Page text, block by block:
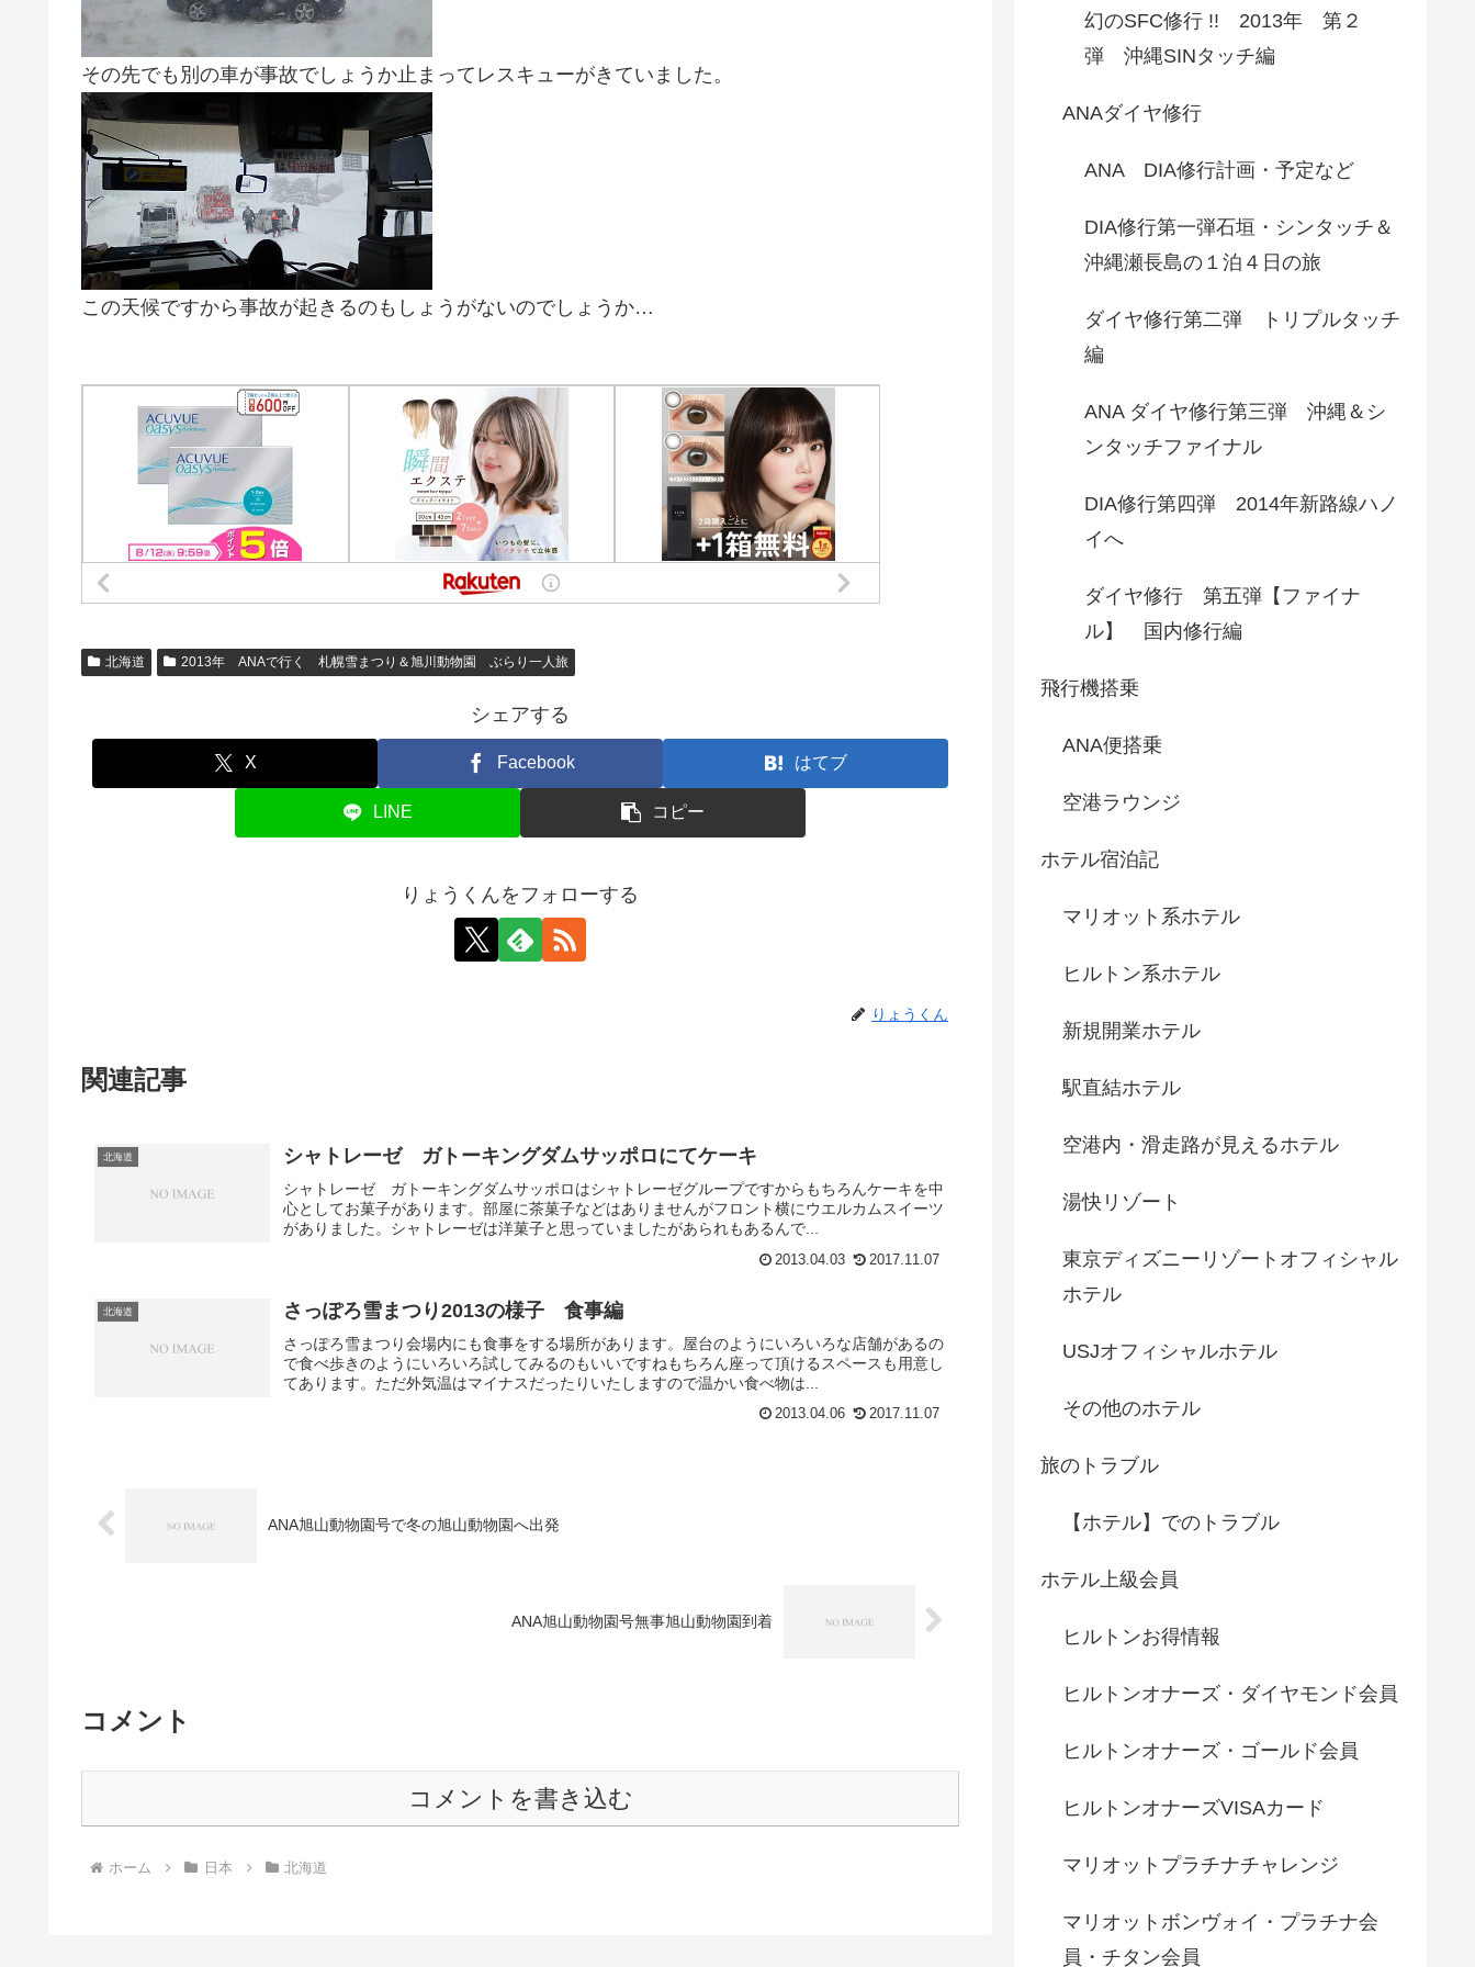
その先でも別の車が事故でしょうか止まってレスキューがきていました。
この天候ですから事故が起きるのもしょうがないのでしょうか…
北海道 2013年 ANAで行く 札幌雪まつり＆旭川動物園 ぶらり一人旅
シェアする
X Facebook はてブ
LINE コピー
りょうくんをフォローする
りょうくん
関連記事
北海道 シャトレーゼ ガトーキングダムサッポロにてケーキ
シャトレーゼ ガトーキングダムサッポロはシャトレーゼグループですからもちろんケーキを中
心としてお菓子があります。部屋に茶菓子などはありませんがフロント横にウエルカムスイーツ
がありました。シャトレーゼは洋菓子と思っていましたがあられもあるんで...
2013.04.03 2017.11.07
北海道 さっぽろ雪まつり2013の様子 食事編
さっぽろ雪まつり会場内にも食事をする場所があります。屋台のようにいろいろな店舗があるの
で食べ歩きのようにいろいろ試してみるのもいいですねもちろん座って頂けるスペースも用意し
てあります。ただ外気温はマイナスだったりいたしますので温かい食べ物は...
2013.04.06 2017.11.07
ANA旭山動物園号で冬の旭山動物園へ出発
ANA旭山動物園号無事旭山動物園到着
コメント
コメントを書き込む
ホーム 日本 北海道
幻のSFC修行 !! 2013年 第２
弾 沖縄SINタッチ編
ANAダイヤ修行
ANA DIA修行計画・予定など
DIA修行第一弾石垣・シンタッチ＆
沖縄瀬長島の１泊４日の旅
ダイヤ修行第二弾 トリプルタッチ
編
ANA ダイヤ修行第三弾 沖縄＆シ
ンタッチファイナル
DIA修行第四弾 2014年新路線ハノ
イへ
ダイヤ修行 第五弾【ファイナ
ル】 国内修行編
飛行機搭乗
ANA便搭乗
空港ラウンジ
ホテル宿泊記
マリオット系ホテル
ヒルトン系ホテル
新規開業ホテル
駅直結ホテル
空港内・滑走路が見えるホテル
湯快リゾート
東京ディズニーリゾートオフィシャル
ホテル
USJオフィシャルホテル
その他のホテル
旅のトラブル
【ホテル】でのトラブル
ホテル上級会員
ヒルトンお得情報
ヒルトンオナーズ・ダイヤモンド会員
ヒルトンオナーズ・ゴールド会員
ヒルトンオナーズVISAカード
マリオットプラチナチャレンジ
マリオットボンヴォイ・プラチナ会
員・チタン会員